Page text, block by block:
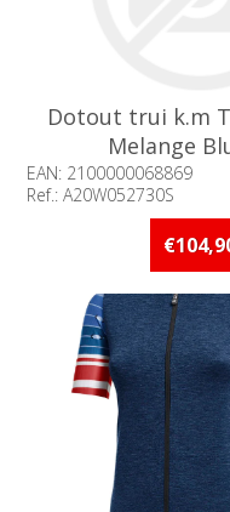
Dotout trui k.m
Melange
EAN: 2100000068869
Ref.: A20W052730S
Beschikbaarheid::